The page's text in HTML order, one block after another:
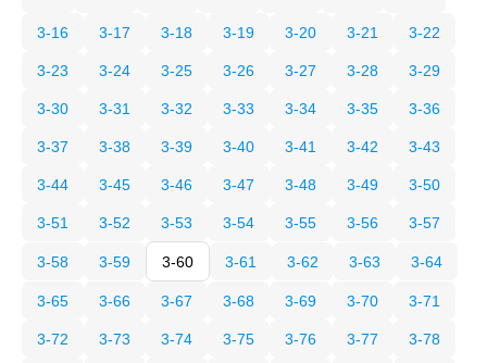
3-16 3-17 3-18 3-19 3-20 3-21 3-22
3-23 3-24 3-25 3-26 3-27 3-28 3-29
3-30 3-31 3-32 3-33 3-34 3-35 3-36
3-37 3-38 3-39 3-40 3-41 3-42 3-43
3-44 3-45 3-46 3-47 3-48 3-49 3-50
3-51 3-52 3-53 3-54 3-55 3-56 3-57
3-58 3-59 3-60 3-61 3-62 3-63 3-64
3-65 3-66 3-67 3-68 3-69 3-70 3-71
3-72 3-73 3-74 3-75 3-76 3-77 3-78